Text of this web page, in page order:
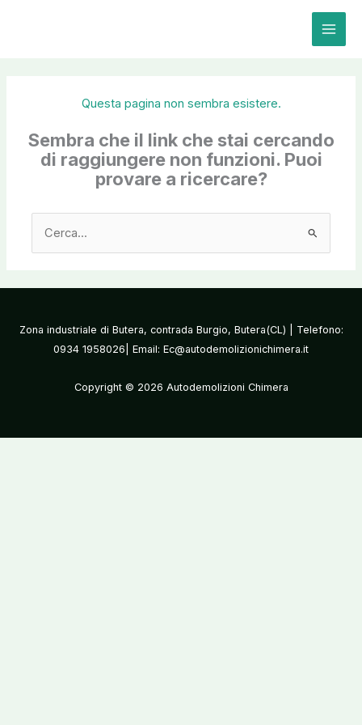
Questa pagina non sembra esistere.
Sembra che il link che stai cercando
di raggiungere non funzioni. Puoi
provare a ricercare?
Cerca:
Zona industriale di Butera, contrada Burgio, Butera(CL) | Telefono:
0934 1958026| Email: Ec@autodemolizionichimera.it
Copyright © 2026 Autodemolizioni Chimera